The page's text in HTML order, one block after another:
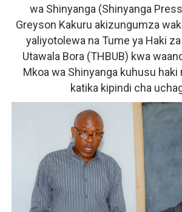
wa Shinyanga (Shinyanga
Greyson Kakuru akizungumza
yaliyotolewa na Tume ya Haki
Utawala Bora (THBUB) kwa
Mkoa wa Shinyanga kuhusu haki
katika kipindi cha